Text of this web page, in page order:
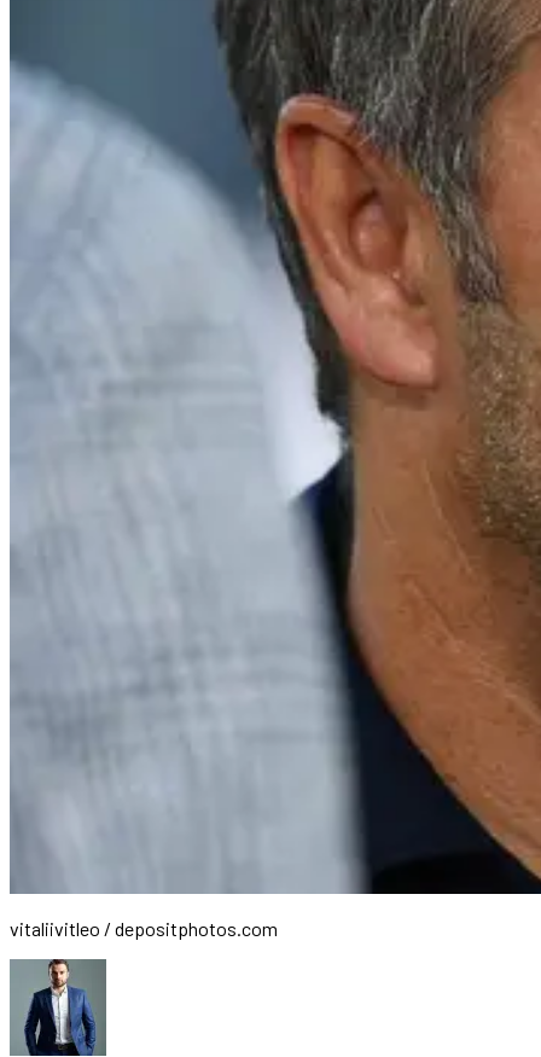
vitaliivitleo / depositphotos.com